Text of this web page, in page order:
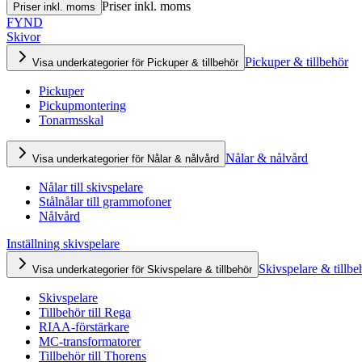
Priser inkl. moms Priser inkl. moms
FYND
Skivor
Visa underkategorier för Pickuper & tillbehör Pickuper & tillbehör
Pickuper
Pickupmontering
Tonarmsskal
Visa underkategorier för Nålar & nålvård Nålar & nålvård
Nålar till skivspelare
Stålnålar till grammofoner
Nålvård
Inställning skivspelare
Visa underkategorier för Skivspelare & tillbehör Skivspelare &
Skivspelare
Tillbehör till Rega
RIAA-förstärkare
MC-transformatorer
Tillbehör till Thorens